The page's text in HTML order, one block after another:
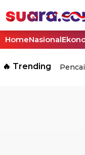
HomeNasional
🔥 Trending